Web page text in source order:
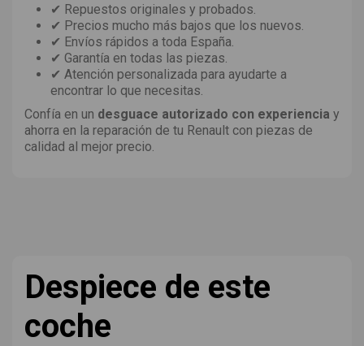
✔ Repuestos originales y probados.
✔ Precios mucho más bajos que los nuevos.
✔ Envíos rápidos a toda España.
✔ Garantía en todas las piezas.
✔ Atención personalizada para ayudarte a
encontrar lo que necesitas.
Confía en un desguace autorizado con experiencia y
ahorra en la reparación de tu Renault con piezas de
calidad al mejor precio.
Despiece de este
coche